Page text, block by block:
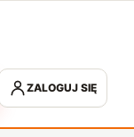
ZALOGUJ SIĘ